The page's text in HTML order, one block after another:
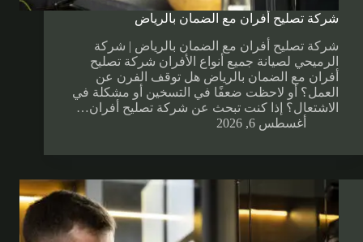
شركة تصليح أفران مع الضمان بالرياض
شركة تصليح أفران مع الضمان بالرياض | شركة
الرميحي لصيانة جميع أنواع الأفران شركة تصليح
أفران مع الضمان بالرياض هل توقف الفرن عن
العمل؟ أو لاحظت ضعفًا في التسخين أو مشكلة في
الاشتعال؟ إذا كنت تبحث عن شركة تصليح أفران…
أغسطس 6, 2026